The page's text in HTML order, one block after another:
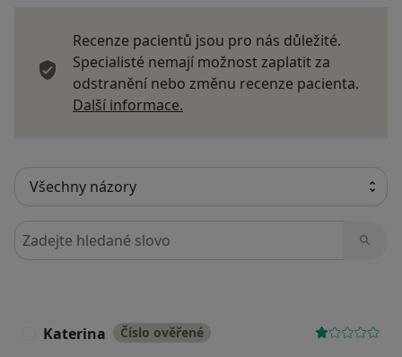
Recenze pacientů jsou pro nás důležité.
Specialisté nemají možnost zaplatit za
odstranění nebo změnu recenze pacienta.
Další informace.
Hledejte v názorech
Katerina Číslo ověřené